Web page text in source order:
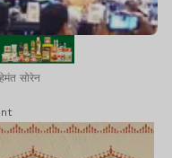
सोरेन